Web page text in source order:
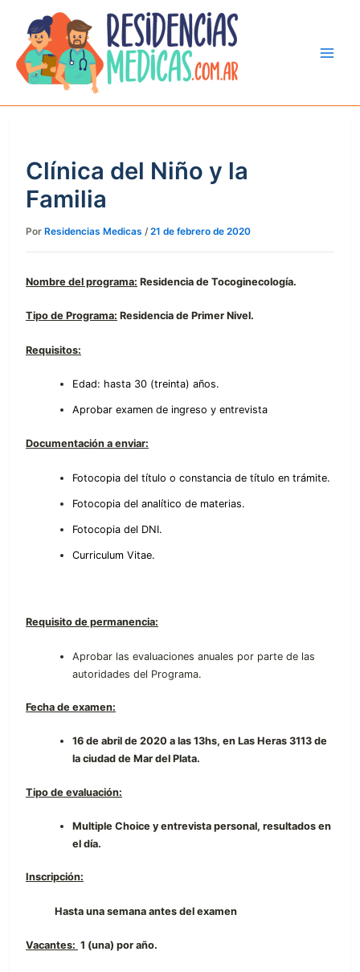
contenido
Clínica del Niño y la
Familia
Por Residencias Medicas /21 de febrero de 2020
Nombre del programa: Residencia de Tocoginecología.
Tipo de Programa: Residencia de Primer Nivel.
Requisitos:
Edad: hasta 30 (treinta) años.
Aprobar examen de ingreso y entrevista
Documentación a enviar:
Fotocopia del título o constancia de título en trámite.
Fotocopia del analítico de materias.
Fotocopia del DNI.
Curriculum Vitae.
Requisito de permanencia:
Aprobar las evaluaciones anuales por parte de las
autoridades del Programa.
Fecha de examen:
16 de abril de 2020 a las 13hs, en Las Heras 3113 de
la ciudad de Mar del Plata.
Tipo de evaluación:
Multiple Choice y entrevista personal, resultados en
el día.
Inscripción:
Hasta una semana antes del examen
Vacantes: 1 (una) por año.